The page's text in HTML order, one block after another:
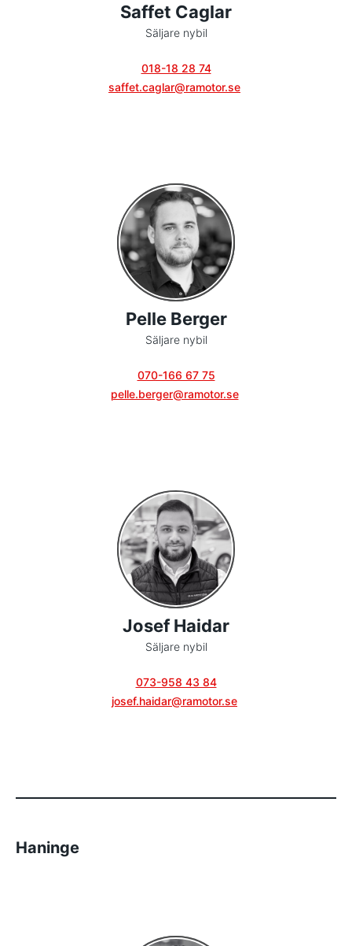
Saffet Caglar
Säljare nybil
018-18 28 74
saffet.caglar@ramotor.se
Pelle Berger
Säljare nybil
070-166 67 75
pelle.berger@ramotor.se
Josef Haidar
Säljare nybil
073-958 43 84
josef.haidar@ramotor.se
Haninge